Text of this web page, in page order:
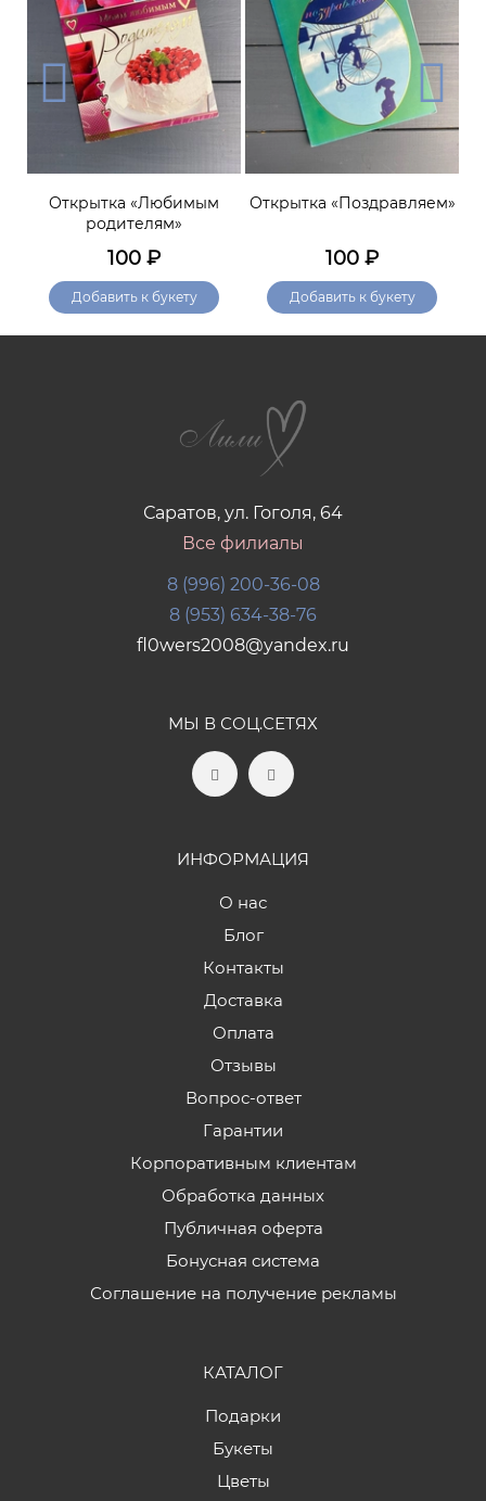
Открытка «Любимым
родителям»
100 ₽
Добавить к букету
Открытка «Поздравляем»
100 ₽
Добавить к букету
Саратов, ул. Гоголя, 64
Все филиалы
8 (996) 200-36-08
8 (953) 634-38-76
fl0wers2008@yandex.ru
МЫ В СОЦ.СЕТЯХ
ИНФОРМАЦИЯ
О нас
Блог
Контакты
Доставка
Оплата
Отзывы
Вопрос-ответ
Гарантии
Корпоративным клиентам
Обработка данных
Публичная оферта
Бонусная система
Соглашение на получение рекламы
КАТАЛОГ
Подарки
Букеты
Цветы